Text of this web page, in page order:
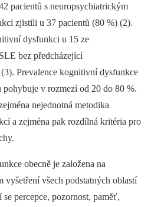
pacientů s neuropsychiatrickým
zjistili u 37 pacientů (80 %) (2).
dysfunkci u 15 ze
bez předcházející
Prevalence kognitivní dysfunkce
v rozmezí od 20 do 80 %.
nejednotná metodika
a zejména pak rozdílná kritéria pro
obecně je založena na
všech podstatných oblastí
percepce, pozornost, paměť,